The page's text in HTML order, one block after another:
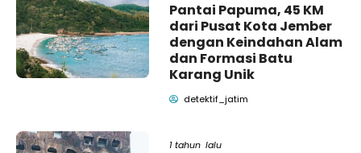
Pantai Papuma, 45 KM
dari Pusat Kota Jember
dengan Keindahan Alam
dan Formasi Batu
Karang Unik
detektif_jatim
1 tahun lalu